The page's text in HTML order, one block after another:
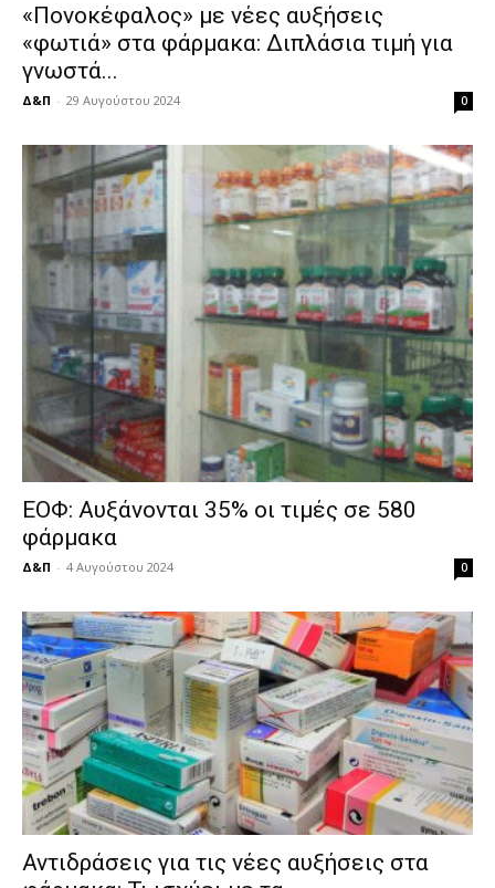
«Πονοκέφαλος» με νέες αυξήσεις
«φωτιά» στα φάρμακα: Διπλάσια τιμή για
γνωστά...
Δ&Π - 29 Αυγούστου 2024 0
ΕΟΦ: Αυξάνονται 35% οι τιμές σε 580
φάρμακα
Δ&Π - 4 Αυγούστου 2024 0
Αντιδράσεις για τις νέες αυξήσεις στα